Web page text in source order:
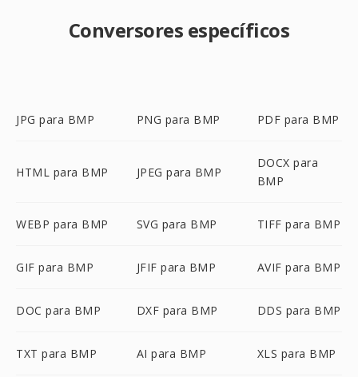
Conversores específicos
JPG para BMP PNG para BMP PDF para BMP
HTML para BMP JPEG para BMP
DOCX para
BMP
WEBP para BMP SVG para BMP TIFF para BMP
GIF para BMP JFIF para BMP AVIF para BMP
DOC para BMP DXF para BMP DDS para BMP
TXT para BMP AI para BMP XLS para BMP